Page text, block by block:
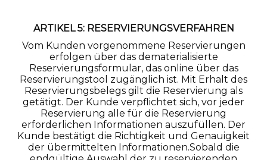
ARTIKEL 5: RESERVIERUNGSVERFAHREN
Vom Kunden vorgenommene Reservierungen
erfolgen über das dematerialisierte
Reservierungsformular, das online über das
Reservierungstool zugänglich ist. Mit Erhalt des
Reservierungsbelegs gilt die Reservierung als
getätigt. Der Kunde verpflichtet sich, vor jeder
Reservierung alle für die Reservierung
erforderlichen Informationen auszufüllen. Der
Kunde bestätigt die Richtigkeit und Genauigkeit
der übermittelten Informationen.Sobald die